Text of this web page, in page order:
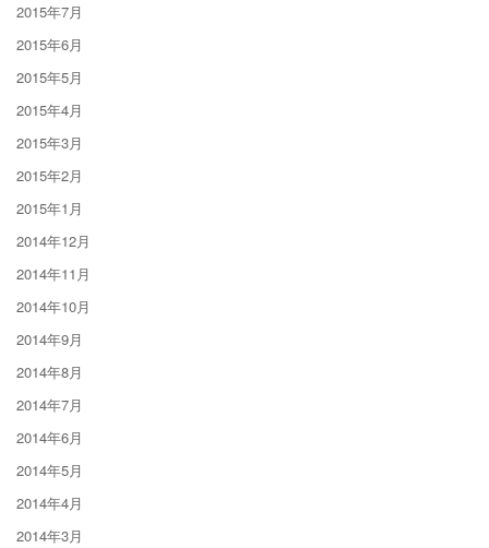
2015年7月
2015年6月
2015年5月
2015年4月
2015年3月
2015年2月
2015年1月
2014年12月
2014年11月
2014年10月
2014年9月
2014年8月
2014年7月
2014年6月
2014年5月
2014年4月
2014年3月